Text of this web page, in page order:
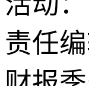
责任